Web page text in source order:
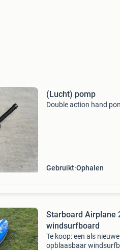
(Lucht) pomp
Double action hand
Gebruikt Ophalen
Starboard Airplane
windsurfboard
Te koop: een als
opblaasbaar